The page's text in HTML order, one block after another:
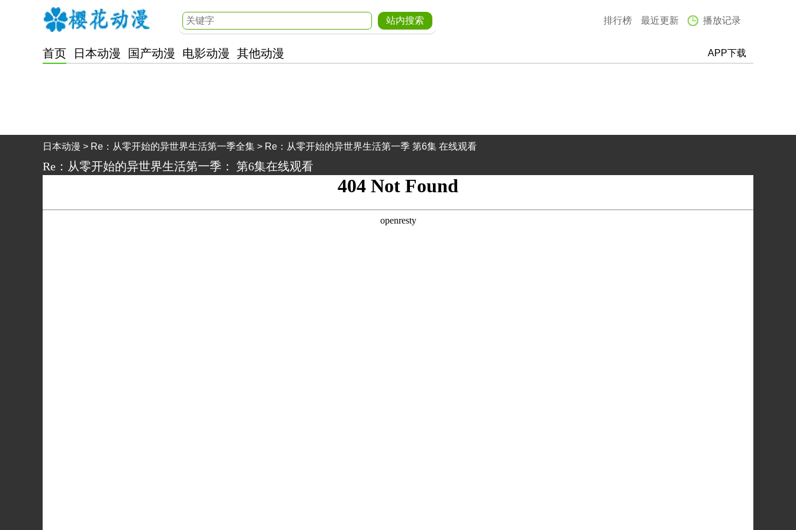
排行榜 最近更新 播放记录
首页 日本动漫 国产动漫 电影动漫 其他动漫 APP下载
日本动漫 > Re：从零开始的异世界生活第一季全集 > Re：从零开始的异世界生活第一季 第6集 在线观看
Re：从零开始的异世界生活第一季 ： 第6集在线观看